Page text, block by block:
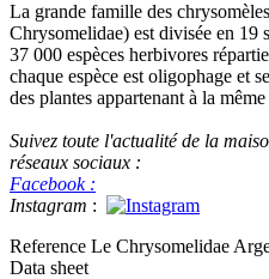
La grande famille des
Chrysomelidae) est divisée en 19
37 000 espèces herbivores
chaque espèce est oligophage et
des plantes appartenant à la
Suivez toute l'actualité de la
réseaux sociaux :
Facebook :
Instagram :
Reference Le Chrysomelidae
Data sheet